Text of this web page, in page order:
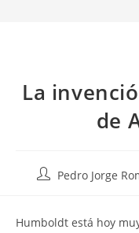
La
de
Autor
entrada:
Pedro Jorge
Humboldt está hoy